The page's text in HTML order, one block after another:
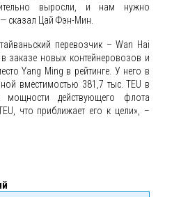
выросли, и нам нужно
сказал Цай Фэн-Мин.
перевозчик – Wan Hai
заказе новых контейнеровозов и
Yang Ming в рейтинге. У него в
вместимостью 381,7 тыс. TEU в
действующего флота
что приближает его к цели», –